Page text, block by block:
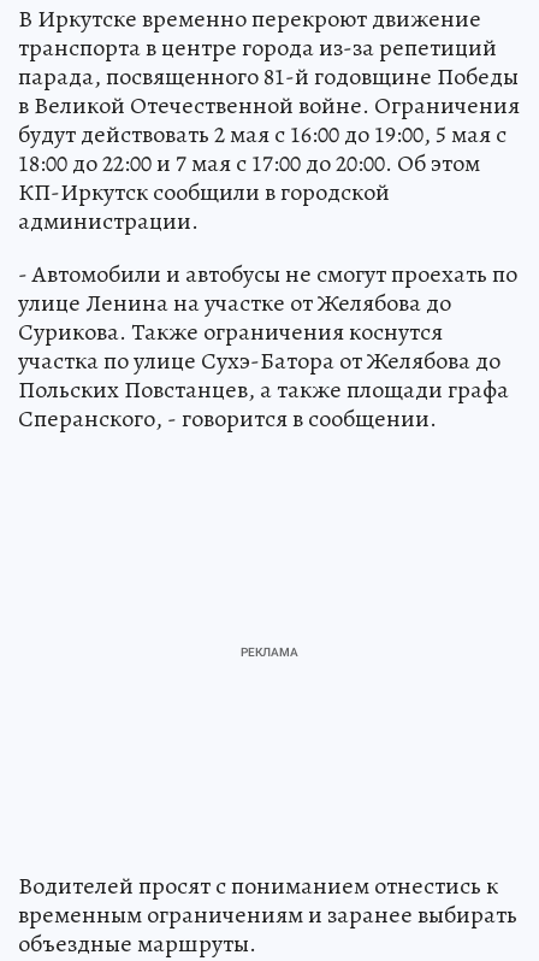
В Иркутске временно перекроют движение
транспорта в центре города из-за репетиций
парада, посвященного 81-й годовщине Победы
в Великой Отечественной войне. Ограничения
будут действовать 2 мая с 16:00 до 19:00, 5 мая с
18:00 до 22:00 и 7 мая с 17:00 до 20:00. Об этом
КП-Иркутск сообщили в городской
администрации.
- Автомобили и автобусы не смогут проехать по
улице Ленина на участке от Желябова до
Сурикова. Также ограничения коснутся
участка по улице Сухэ-Батора от Желябова до
Польских Повстанцев, а также площади графа
Сперанского, - говорится в сообщении.
Водителей просят с пониманием отнестись к
временным ограничениям и заранее выбирать
объездные маршруты.